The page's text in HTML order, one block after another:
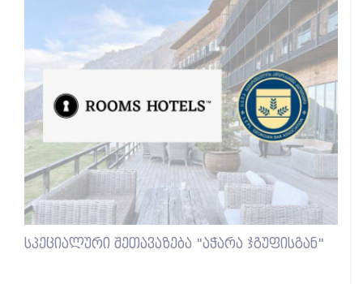
სპეციალური შეთავაზება "აჭარა ჯგუფისგან"